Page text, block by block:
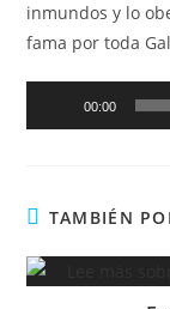
inmundos y lo
fama por toda
de
00:00
TAMBIÉN